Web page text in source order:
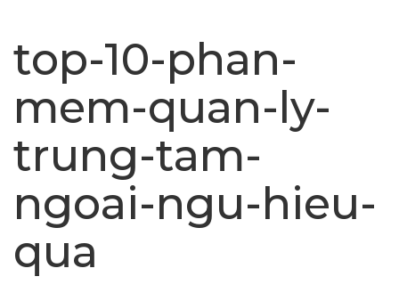
top-10-phan-
mem-quan-ly-
trung-tam-
ngoai-ngu-hieu-
qua